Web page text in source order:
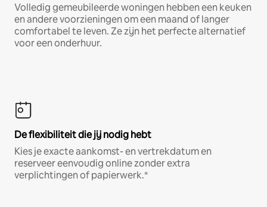
Volledig gemeubileerde woningen hebben een keuken
en andere voorzieningen om een maand of langer
comfortabel te leven. Ze zijn het perfecte alternatief
voor een onderhuur.
De flexibiliteit die jij nodig hebt
Kies je exacte aankomst- en vertrekdatum en
reserveer eenvoudig online zonder extra
verplichtingen of papierwerk.*